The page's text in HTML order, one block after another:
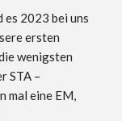
2023 bei uns
ersten
wenigsten
STA –
mal eine EM,